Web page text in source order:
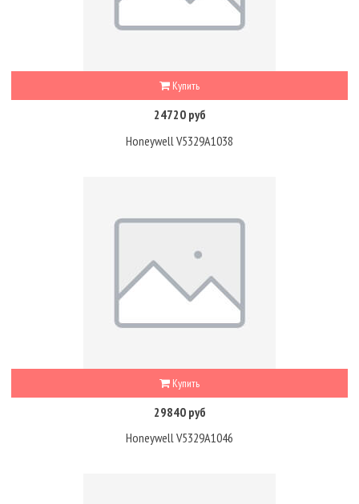
Купить
24720 руб
Honeywell V5329A1038
Купить
29840 руб
Honeywell V5329A1046